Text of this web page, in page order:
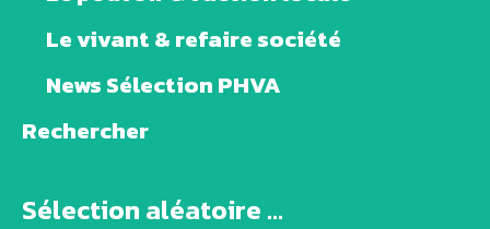
Le vivant & refaire société
News Sélection PHVA
Rechercher
Sélection aléatoire ...